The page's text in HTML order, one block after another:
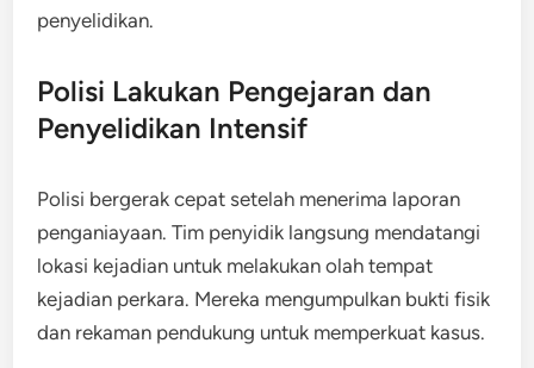
penyelidikan.
Polisi Lakukan Pengejaran dan
Penyelidikan Intensif
Polisi bergerak cepat setelah menerima laporan
penganiayaan. Tim penyidik langsung mendatangi
lokasi kejadian untuk melakukan olah tempat
kejadian perkara. Mereka mengumpulkan bukti fisik
dan rekaman pendukung untuk memperkuat kasus.